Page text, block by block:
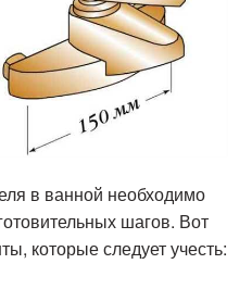
в ванной необходимо
шагов. Вот
которые следует учесть: